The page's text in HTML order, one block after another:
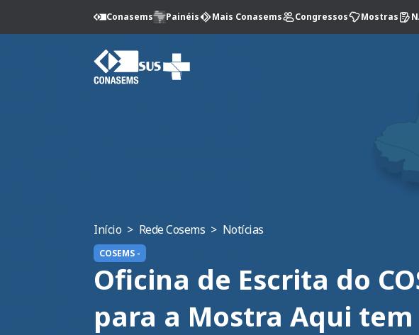
Conasems Painéis Mais Conasems Congressos Mostras
Início > Rede Cosems > Notícias
COSEMS -
Oficina de Escrita do
para a Mostra Aqui tem